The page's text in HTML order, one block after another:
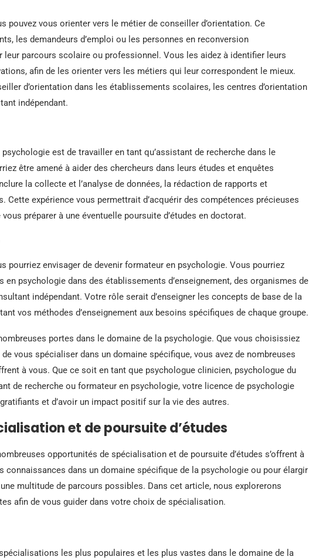
pouvez vous orienter vers le métier de conseiller d’orientation. Ce
les demandeurs d’emploi ou les personnes en reconversion
parcours scolaire ou professionnel. Vous les aidez à identifier leurs
afin de les orienter vers les métiers qui leur correspondent le mieux.
d’orientation dans les établissements scolaires, les centres d’orientation
indépendant.
est de travailler en tant qu’assistant de recherche dans le
être amené à aider des chercheurs dans leurs études et enquêtes
la collecte et l’analyse de données, la rédaction de rapports et
Cette expérience vous permettrait d’acquérir des compétences précieuses
préparer à une éventuelle poursuite d’études en doctorat.
pourriez envisager de devenir formateur en psychologie. Vous pourriez
psychologie dans des établissements d’enseignement, des organismes de
indépendant. Votre rôle serait d’enseigner les concepts de base de la
vos méthodes d’enseignement aux besoins spécifiques de chaque groupe.
portes dans le domaine de la psychologie. Que vous choisissiez
vous spécialiser dans un domaine spécifique, vous avez de nombreuses
à vous. Que ce soit en tant que psychologue clinicien, psychologue du
de recherche ou formateur en psychologie, votre licence de psychologie
et d’avoir un impact positif sur la vie des autres.
et de poursuite d’études
opportunités de spécialisation et de poursuite d’études s’offrent à
connaissances dans un domaine spécifique de la psychologie ou pour élargir
multitude de parcours possibles. Dans cet article, nous explorerons
afin de vous guider dans votre choix de spécialisation.
les plus populaires et les plus vastes dans le domaine de la